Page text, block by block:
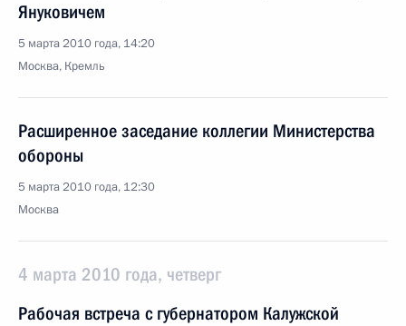
Януковичем
5 марта 2010 года, 14:20
Москва, Кремль
Расширенное заседание коллегии Министерства
обороны
5 марта 2010 года, 12:30
Москва
4 марта 2010 года, четверг
Рабочая встреча с губернатором Калужской